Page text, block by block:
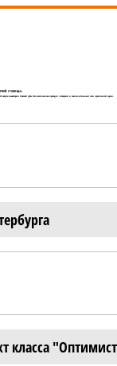
СТОЛИЦЫ»
августа в акватории Невской губы Финского залива проходит четвертый и заключительный этап престижной серии.
класса